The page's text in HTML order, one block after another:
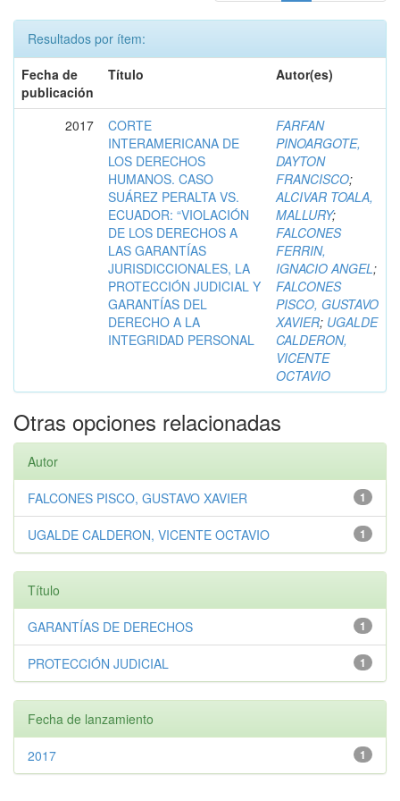
Resultados por ítem:
Fecha de
publicación
Título Autor(es)
2017
CORTE
INTERAMERICANA DE
LOS DERECHOS
HUMANOS. CASO
SUÁREZ PERALTA VS.
ECUADOR: “VIOLACIÓN
DE LOS DERECHOS A
LAS GARANTÍAS
JURISDICCIONALES, LA
PROTECCIÓN JUDICIAL Y
GARANTÍAS DEL
DERECHO A LA
INTEGRIDAD PERSONAL
FARFAN
PINOARGOTE,
DAYTON
FRANCISCO;
ALCIVAR TOALA,
MALLURY;
FALCONES
FERRIN,
IGNACIO ANGEL;
FALCONES
PISCO, GUSTAVO
XAVIER; UGALDE
CALDERON,
VICENTE
OCTAVIO
Otras opciones relacionadas
Autor
1
FALCONES PISCO, GUSTAVO XAVIER
1
UGALDE CALDERON, VICENTE OCTAVIO
Título
1
GARANTÍAS DE DERECHOS
1
PROTECCIÓN JUDICIAL
Fecha de lanzamiento
1
2017